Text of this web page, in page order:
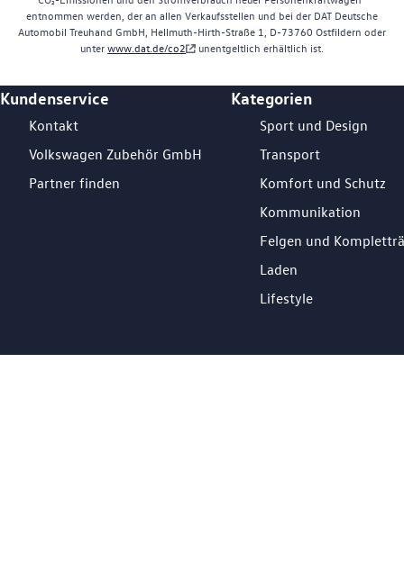
entnommen werden, der an allen Verkaufsstellen und bei der DAT Deutsche
Automobil Treuhand GmbH, Hellmuth-Hirth-Straße 1, D-73760 Ostfildern oder
unterwww.dat.de/co2 unentgeltlich erhältlich ist.
Footer Teaser
Kundenservice
Kontakt
Volkswagen Zubehör GmbH
Partner finden
Kategorien
Sport und Design
Transport
Komfort und Schutz
Kommunikation
Felgen und
Laden
Lifestyle